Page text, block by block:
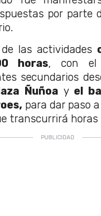
por parte
las actividades
horas, con el
secundarios
Ñuñoa y el
para dar paso
transcurrirá horas